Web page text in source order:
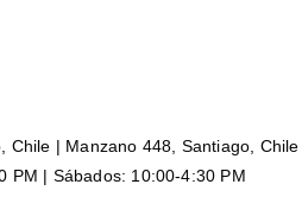
Chile | Manzano 448, Santiago, Chile
PM | Sábados: 10:00-4:30 PM